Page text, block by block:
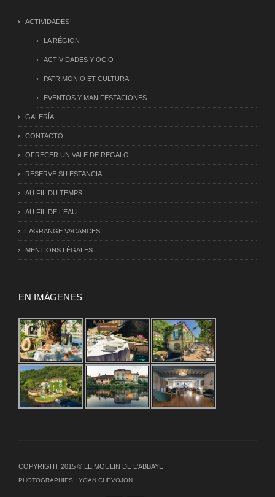
ACTIVIDADES
LA RÉGION
ACTIVIDADES Y OCIO
PATRIMONIO ET CULTURA
EVENTOS Y MANIFESTACIONES
GALERÍA
CONTACTO
OFRECER UN VALE DE REGALO
RESERVE SU ESTANCIA
AU FIL DU TEMPS
AU FIL DE L’EAU
LAGRANGE VACANCES
MENTIONS LÉGALES
EN IMÁGENES
COPYRIGHT 2015 © LE MOULIN DE L'ABBAYE
PHOTOGRAPHIES : YOAN CHEVOJON